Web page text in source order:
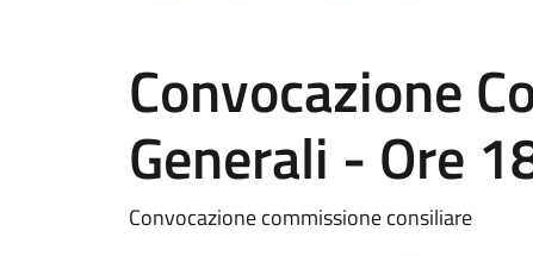
Convocazione
Generali - Ore
Convocazione commissione consiliare